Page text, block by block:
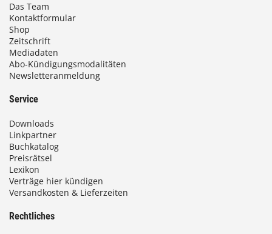
€
Das Team
Kontaktformular
Shop
Zeitschrift
Mediadaten
Abo-Kündigungsmodalitäten
Newsletteranmeldung
Service
Downloads
Linkpartner
Buchkatalog
Preisrätsel
Lexikon
Verträge hier kündigen
Versandkosten & Lieferzeiten
Rechtliches